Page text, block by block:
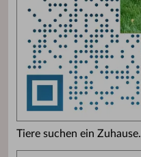
Tiere suchen ein Zuhause.